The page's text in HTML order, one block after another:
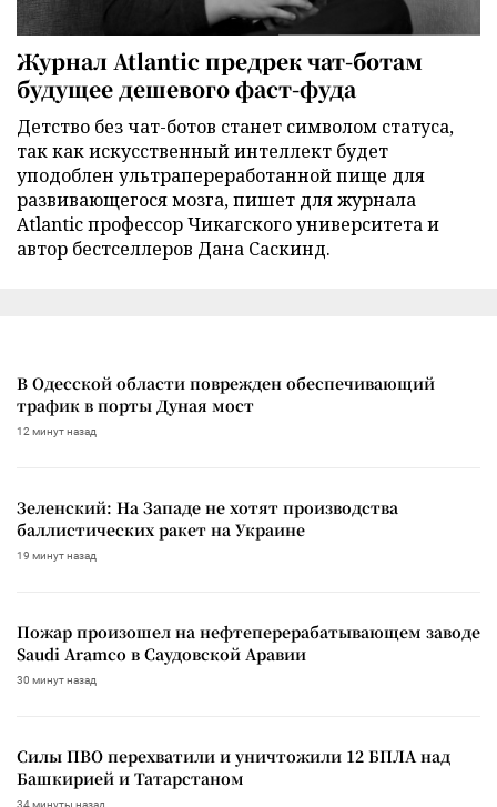
Журнал Atlantic предрек чат-ботам
будущее дешевого фаст-фуда
Детство без чат-ботов станет символом статуса,
так как искусственный интеллект будет
уподоблен ультрапереработанной пище для
развивающегося мозга, пишет для журнала
Atlantic профессор Чикагского университета и
автор бестселлеров Дана Саскинд.
В Одесской области поврежден обеспечивающий
трафик в порты Дуная мост
12 минут назад
Зеленский: На Западе не хотят производства
баллистических ракет на Украине
19 минут назад
Пожар произошел на нефтеперерабатывающем заводе
Saudi Aramco в Саудовской Аравии
30 минут назад
Силы ПВО перехватили и уничтожили 12 БПЛА над
Башкирией и Татарстаном
34 минуты назад